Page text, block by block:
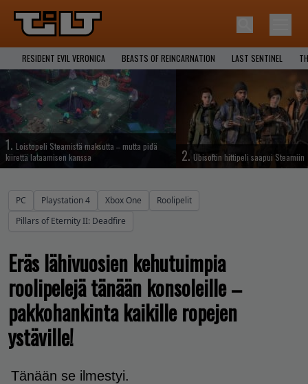
RESIDENT EVIL VERONICA BEASTS OF REINCARNATION LAST SENTINEL
1. Loistopeli Steamistä maksutta – mutta pidä
kiirettä lataamisen kanssa
2. Ubisoftin hittipeli saapui Steamiin
PC Playstation 4 Xbox One
Roolipelit
Pillars of Eternity II: Deadfire
Eräs lähivuosien kehutuimpia
roolipelejä tänään konsoleille –
pakkohankinta kaikille ropejen
ystäville!
Tänään se ilmestyi.